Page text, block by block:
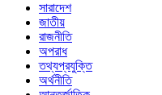
সারাদেশ
জাতীয়
রাজনীতি
অপরাধ
তথ্যপ্রযুক্তি
অর্থনীতি